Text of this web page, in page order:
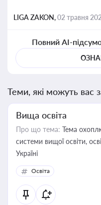
LIGA ZAKON,02 травня
Повний AI-
Теми, які можуть вас
Вища освіта
Про що тема: Тема
системи вищої освіти,
Україні
Освіта